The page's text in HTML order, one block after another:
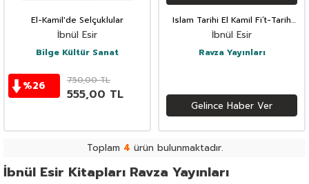
El-Kamil'de Selçuklular
İbnül Esir
Bilge Kültür Sanat
%26 750,00TL
555,00 TL
Islam Tarihi El Kamil Fi’t-Tarih
Tercümesi (10 Cilt)
İbnül Esir
Ravza Yayınları
Gelince Haber Ver
Toplam 4 ürün bulunmaktadır.
İbnül Esir Kitapları Ravza Yayınları